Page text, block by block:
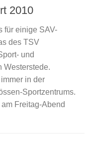
2010
für einige SAV-
des TSV
und
Westerstede.
in der
Sportzentrums.
Freitag-Abend